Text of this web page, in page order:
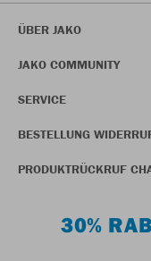
ÜBER JAKO
JAKO COMMUNITY
SERVICE
BESTELLUNG
PRODUKTRÜCKRUF
30%